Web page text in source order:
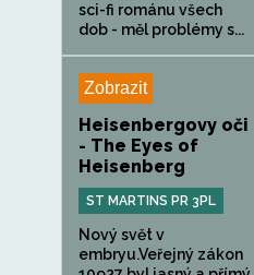
sci-fi románu všech
dob - měl problémy s...
Zobrazit
Heisenbergovy oči
- The Eyes of
Heisenberg
ST MARTINS PR 3PL
Nový svět v
embryu.Veřejný zákon